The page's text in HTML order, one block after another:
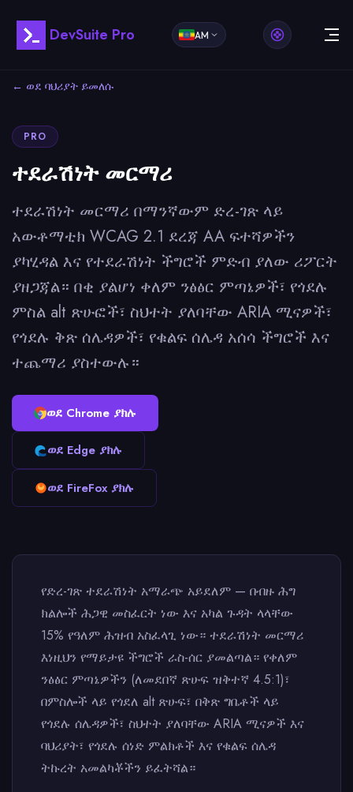
DevSuite Pro AM
← ወደ ባህሪያት ይመለሱ
PRO
ተደራሽነት መርማሪ
ተደራሽነት መርማሪ በማንኛውም ድረ-ገጽ ላይ
አውቶማቲክ WCAG 2.1 ደረጃ AA ፍተሻዎችን
ያካሂዳል እና የተደራሽነት ችግሮች ምድብ ያለው ሪፖርት
ያዘጋጃል። በቂ ያልሆነ ቀለም ንፅፅር ምጣኔዎች፣ የጎደሉ
ምስል alt ጽሁፎች፣ ስህተት ያለባቸው ARIA ሚናዎች፣
የጎደሉ ቅጽ ሰሌዳዎች፣ የቁልፍ ሰሌዳ አሰሳ ችግሮች እና
ተጨማሪ ያስተውሉ።
ወደ Chrome ያክሉ
ወደ Edge ያክሉ
ወደ FireFox ያክሉ
የድረ-ገጽ ተደራሽነት አማራጭ አይደለም — በብዙ ሕግ
ክልሎች ሕጋዊ መስፈርት ነው እና አካል ጉዳት ላላቸው
15% የዓለም ሕዝብ አስፈላጊ ነው። ተደራሽነት መርማሪ
እነዚህን የማይታዩ ችግሮች ራስ-ሰር ያመልጣል። የቀለም
ንፅፅር ምጣኔዎችን (ለመደበኛ ጽሁፍ ዝቅተኛ 4.5:1)፣
በምስሎች ላይ የጎደለ alt ጽሁፍ፣ በቅጽ ግቤቶች ላይ
የጎደሉ ሰሌዳዎች፣ ስህተት ያለባቸው ARIA ሚናዎች እና
ባህሪያት፣ የጎደሉ ሰነድ ምልክቶች እና የቁልፍ ሰሌዳ
ትኩረት አመልካቾችን ይፈትሻል።